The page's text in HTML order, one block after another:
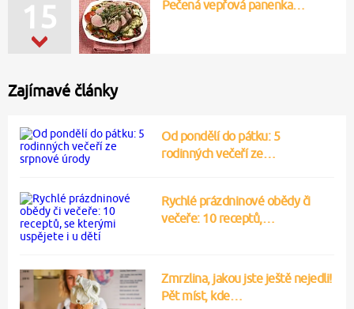
15 Pečená vepřová panenka…
Zajímavé články
Od pondělí do pátku: 5
rodinných večeří ze…
Rychlé prázdninové obědy či
večeře: 10 receptů,…
Zmrzlina, jakou jste ještě nejedli!
Pět míst, kde…